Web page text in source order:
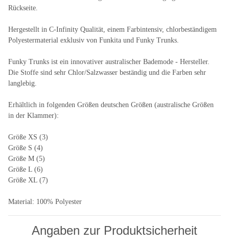
Rückseite.
Hergestellt in C-Infinity Qualität, einem Farbintensiv, chlorbeständigem
Polyestermaterial exklusiv von Funkita und Funky Trunks.
Funky Trunks ist ein innovativer australischer Bademode - Hersteller.
Die Stoffe sind sehr Chlor/Salzwasser beständig und die Farben sehr
langlebig.
Erhältlich in folgenden Größen deutschen Größen (australische Größen
in der Klammer):
Größe XS (3)
Größe S (4)
Größe M (5)
Größe L (6)
Größe XL (7)
Material: 100% Polyester
Angaben zur Produktsicherheit